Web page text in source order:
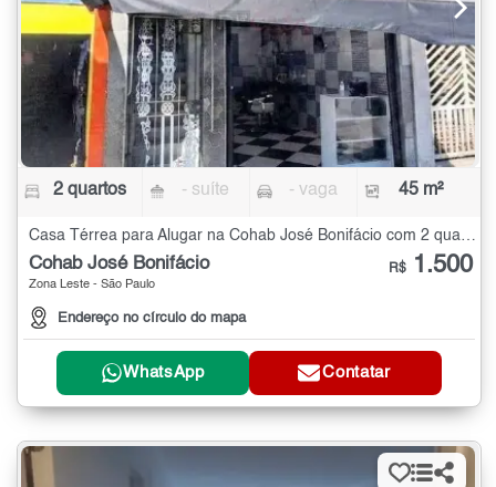
2 quartos - suíte - vaga 45 m²
Casa Térrea para Alugar na Cohab José Bonifácio com 2 quartos - 45 m²
Cohab José Bonifácio
Zona Leste - São Paulo
Endereço no círculo do mapa
R$ 1.500
WhatsApp Contatar